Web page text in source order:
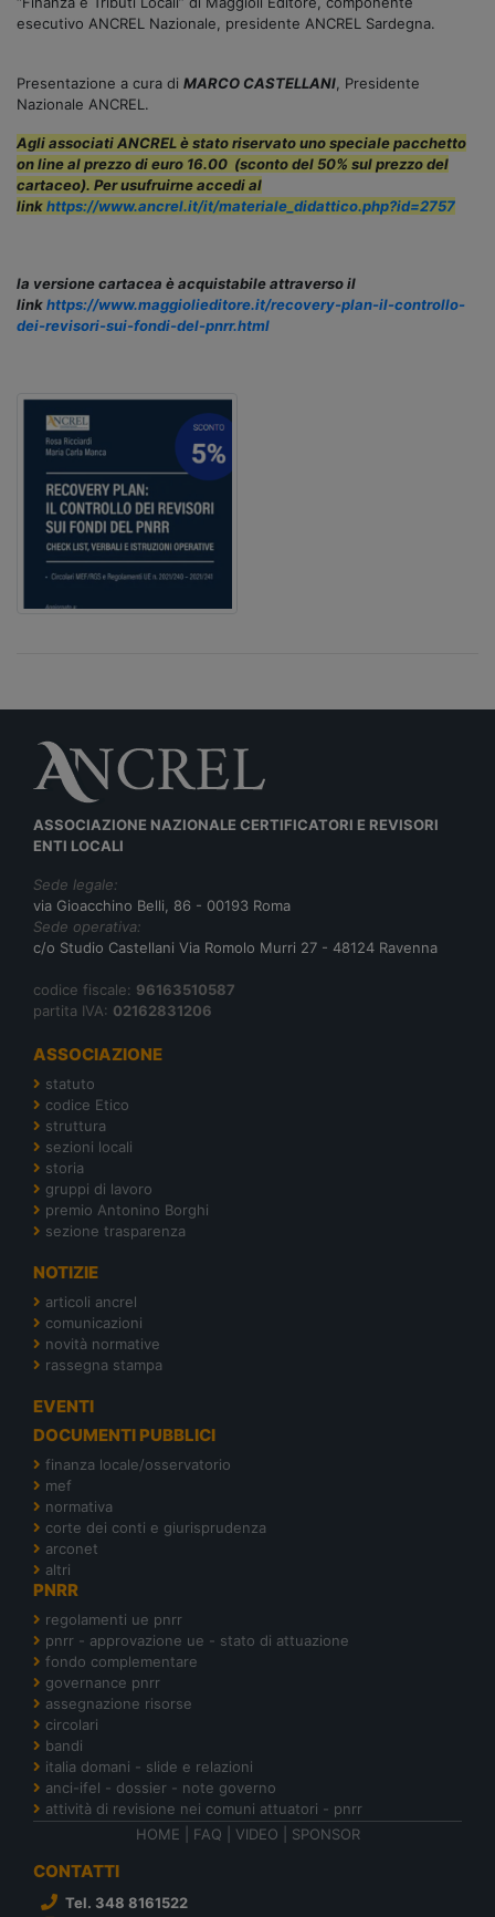
esecutivo ANCREL Nazionale, presidente ANCREL Sardegna.
Presentazione a cura di MARCO CASTELLANI , Presidente
Nazionale ANCREL.
Agli associati ANCREL è stato riservato uno speciale pacchetto
on line al prezzo di euro 16.00 (sconto del 50% sul prezzo del
cartaceo). Per usufruirne accedi al
linkhttps://www.ancrel.it/it/materiale_didattico.php?id=2757
la versione cartacea è acquistabile attraverso il
linkhttps://www.maggiolieditore.it/recovery-plan-il-controllo-
dei-revisori-sui-fondi-del-pnrr.html
ASSOCIAZIONE NAZIONALE CERTIFICATORI E REVISORI
ENTI LOCALI
Sede legale:
via Gioacchino Belli, 86 - 00193 Roma
Sede operativa:
c/o Studio Castellani Via Romolo Murri 27 - 48124 Ravenna
codice fiscale: 96163510587
partita IVA: 02162831206
ASSOCIAZIONE
statuto
codice Etico
struttura
sezioni locali
storia
gruppi di lavoro
premio Antonino Borghi
sezione trasparenza
NOTIZIE
articoli ancrel
comunicazioni
novità normative
rassegna stampa
EVENTI
DOCUMENTI PUBBLICI
finanza locale/osservatorio
mef
normativa
corte dei conti e giurisprudenza
arconet
altri
PNRR
regolamenti ue pnrr
pnrr - approvazione ue - stato di attuazione
fondo complementare
governance pnrr
assegnazione risorse
circolari
bandi
italia domani - slide e relazioni
anci-ifel - dossier - note governo
attività di revisione nei comuni attuatori - pnrr
HOME
FAQ VIDEO SPONSOR
CONTATTI
Tel. 348 8161522